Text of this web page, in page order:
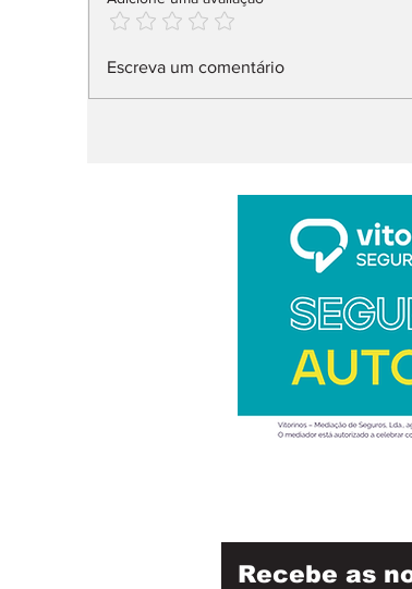
Audi Q9 SUV direto ao
Escreva um comentário
Recebe as